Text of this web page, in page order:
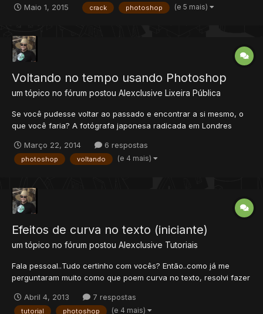
2014 , tanto 32 bits quanto 64 bits. Mini-Tutorial: Instale o
Maio 1, 2015 crack photoshop (e 5 mais)
Voltando no tempo usando Photoshop
um tópico no fórum postou Alexclusive Lixeira Pública
Se você pudesse voltar ao passado e encontrar a si mesmo, o
que você faria? A fotógrafa japonesa radicada em Londres
junto à sua versão infantil. Com habilidades de manipulação de
imagens, ela inseriu a si própria nas imagens de s...
Março 22, 2014 6 respostas
photoshop voltando (e 4 mais)
Efeitos de curva no texto (iniciante)
um tópico no fórum postou Alexclusive Tutoriais
Fala pessoal..Tudo certinho com vocês? Então..como já me
perguntaram muito como que poem curva no texto, resolvi fazer
Tutorial: Esse foi o primeiro de muitos!
Abril 4, 2013 7 respostas
tutorial photoshop (e 4 mais)